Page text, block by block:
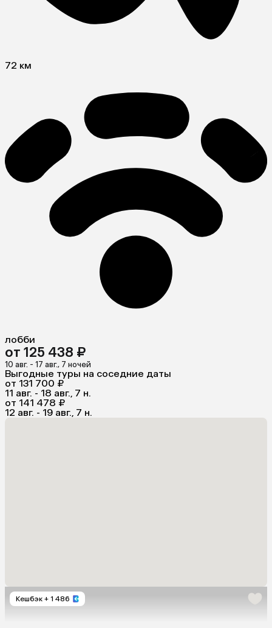
72 км
лобби
от 125 438 ₽
10 авг. - 17 авг., 7 ночей
Выгодные туры на соседние даты
от 131 700 ₽
11 авг. - 18 авг., 7 н.
от 141 478 ₽
12 авг. - 19 авг., 7 н.
Кешбэк + 1 486